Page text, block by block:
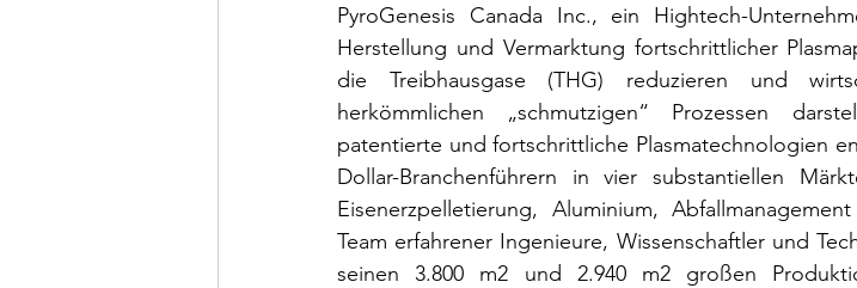
PyroGenesis Canada Inc., ein Hightech-
Herstellung und Vermarktung fortschrittlicher
die Treibhausgase (THG) reduzieren und
herkömmlichen „schmutzigen“ Prozessen
patentierte und fortschrittliche Plasmatechnologien
Dollar-Branchenführern in vier substantiellen
Eisenerzpelletierung, Aluminium,
Team erfahrener Ingenieure, Wissenschaftler und
seinen 3.800 m2 und 2.940 m2 großen